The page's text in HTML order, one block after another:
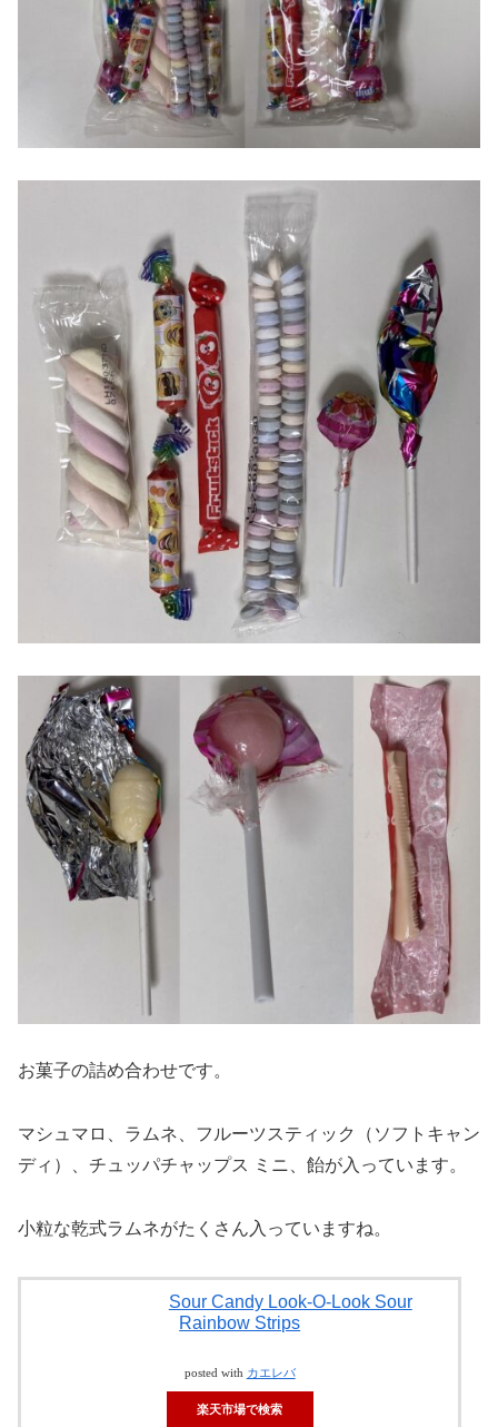
お菓子の詰め合わせです。
マシュマロ、ラムネ、フルーツスティック（ソフトキャン
ディ）、チュッパチャップス ミニ、飴が入っています。
小粒な乾式ラムネがたくさん入っていますね。
Sour Candy Look-O-Look Sour
Rainbow Strips
posted with カエレバ
楽天市場で検索